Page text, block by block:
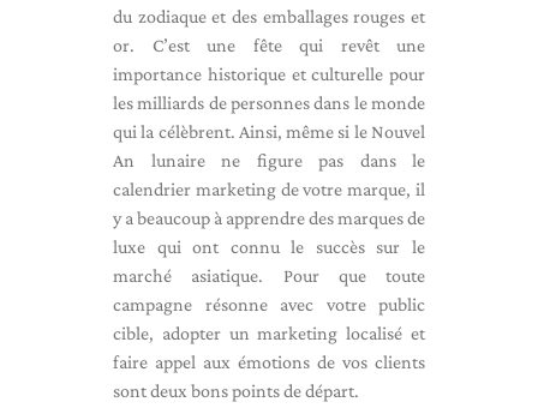
du zodiaque et des emballages rouges et
or. C’est une fête qui revêt une
importance historique et culturelle pour
les milliards de personnes dans le monde
qui la célèbrent. Ainsi, même si le Nouvel
An lunaire ne figure pas dans le
calendrier marketing de votre marque, il
y a beaucoup à apprendre des marques de
luxe qui ont connu le succès sur le
marché asiatique. Pour que toute
campagne résonne avec votre public
cible, adopter un marketing localisé et
faire appel aux émotions de vos clients
sont deux bons points de départ.